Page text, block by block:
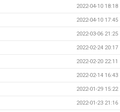
2022-04-10 18:18
2022-04-10 17:45
2022-03-06 21:25
2022-02-24 20:17
2022-02-20 22:11
2022-02-14 16:43
2022-01-29 15:22
2022-01-23 21:16